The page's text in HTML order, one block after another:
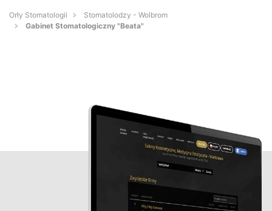
Orły Stomatologii
Stomatolodzy - Wolbrom
Gabinet Stomatologiczny "Beata"